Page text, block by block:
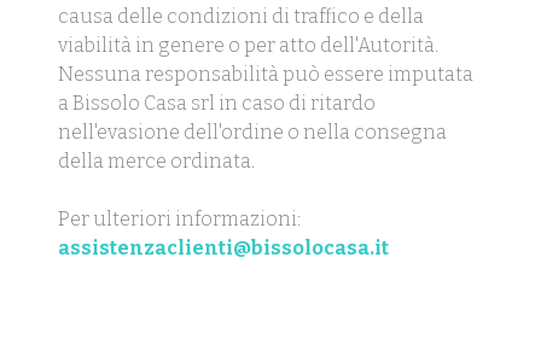
causa delle condizioni di traffico e della
viabilità in genere o per atto dell'Autorità.
Nessuna responsabilità può essere imputata
a Bissolo Casa srl in caso di ritardo
nell'evasione dell'ordine o nella consegna
della merce ordinata.
Per ulteriori informazioni:
assistenzaclienti@bissolocasa.it